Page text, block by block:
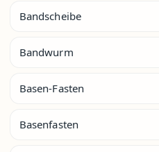
Bandscheibe
Bandwurm
Basen-Fasten
Basenfasten